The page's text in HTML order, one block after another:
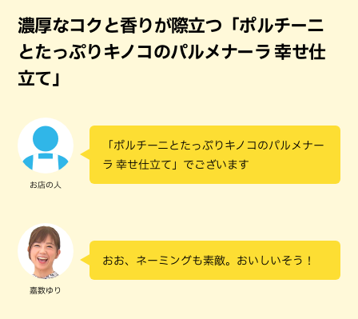
濃厚なコクと香りが際立つ「ポルチーニ
とたっぷりキノコのパルメナーラ 幸せ仕
立て」
お店の人
「ポルチーニとたっぷりキノコのパルメナー
ラ 幸せ仕立て」でございます
嘉数ゆり
おお、ネーミングも素敵。おいしいそう！